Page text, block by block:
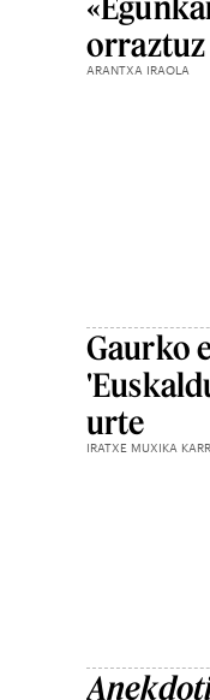
ARANTXA IRAOLA
Gaurko
urte
IRATXE MUXIKA